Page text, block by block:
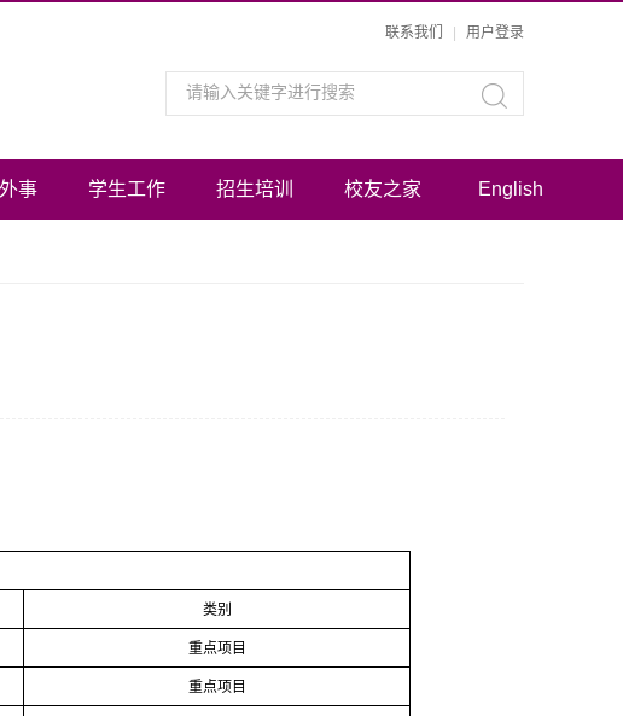
联系我们 用户登录
事 学生工作 招生培训 校友之家 English
类别
重点项目
重点项目